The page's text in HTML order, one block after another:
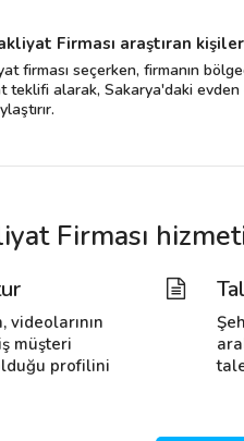
Firması araştıran
firması seçerken, firmanın
alarak, Sakarya'daki evden
Firması
videolarının
müşteri
profilini